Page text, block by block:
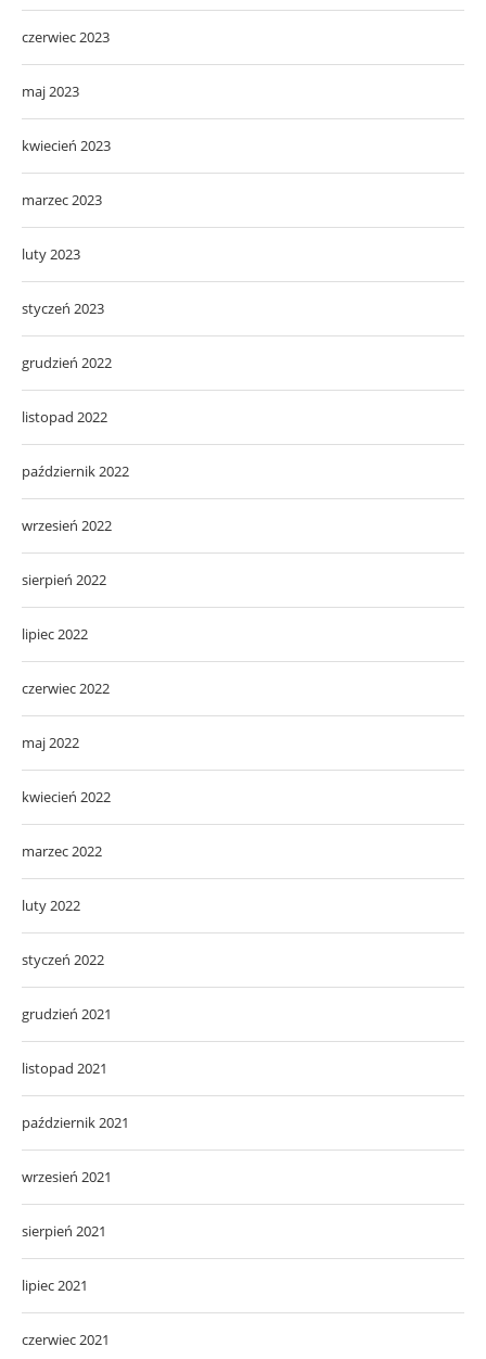
czerwiec 2023
maj 2023
kwiecień 2023
marzec 2023
luty 2023
styczeń 2023
grudzień 2022
listopad 2022
październik 2022
wrzesień 2022
sierpień 2022
lipiec 2022
czerwiec 2022
maj 2022
kwiecień 2022
marzec 2022
luty 2022
styczeń 2022
grudzień 2021
listopad 2021
październik 2021
wrzesień 2021
sierpień 2021
lipiec 2021
czerwiec 2021